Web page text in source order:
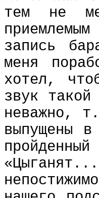
тем не
запись
меня
хотел,
звук
неважно,
выпущены